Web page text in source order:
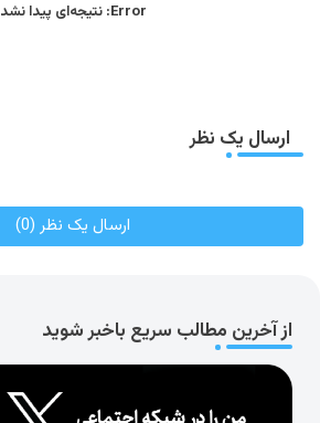
Error: نتیجه‌ای پیدا نشد
ارسال یک نظر
ارسال یک نظر (0)
از آخرین مطالب سریع باخبر شوید